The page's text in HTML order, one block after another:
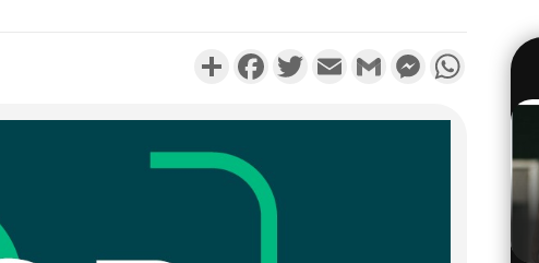
PartagerFacebookTwitterEmail Gmail MessengerWhatsApp
l'Indépendance, les Forces de